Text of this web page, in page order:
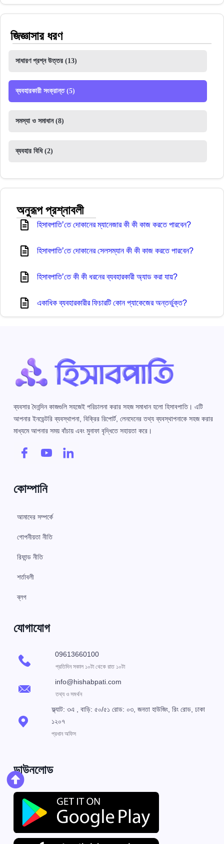
জিজ্ঞাসার ধরণ
সাধারণ প্রশ্ন উত্তর (13)
ব্যবহারকারী সংক্রান্ত(5)
সমস্যা ও সমাধান(8)
ব্যবহার বিধি(2)
অনুরূপ প্রশ্নাবলী
হিসাবপাতি’তে দোকানের ম্যানেজার কী কী কাজ করতে পারবেন?
হিসাবপাতি’তে দোকানের সেলসম্যান কী কী কাজ করতে পারবেন?
হিসাবপাতি’তে কী কী ধরনের ব্যবহারকারী অ্যাড করা যায়?
একাধিক ব্যবহারকারীর ফিচারটি কোন প্যাকেজের অন্তর্ভুক্ত?
ব্যবসার দৈনন্দিন কাজগুলি সহজেই পরিচালনা করার সহজ সমাধান হলো হিসাবপাতি। এটি
আপনার ইনভেন্টরি ব্যবস্থাপনা, বিক্রির রিপোর্ট, লেনদেনের তথ্য ব্যবস্থাপনাকে সহজ করার
মাধ্যমে আপনার সময় বাঁচায় এবং মুনাফা বৃদ্ধিতে সহায়তা করে।
কোম্পানি
আমাদের সম্পর্কে
গোপনীয়তা নীতি
রিফান্ড নীতি
শর্তাবলী
ব্লগ
যোগাযোগ
09613660100
প্রতিদিন সকাল ১০টা থেকে রাত ১০টা
info@hishabpati.com
তথ্য ও সমর্থন
ফ্ল্যাট: ৩এ , বাড়ি: ৫০/৫১ রোড: ০৩, জনতা হাউজিং, রিং রোড, ঢাকা
১২০৭
প্রধান অফিস
ডাউনলোড